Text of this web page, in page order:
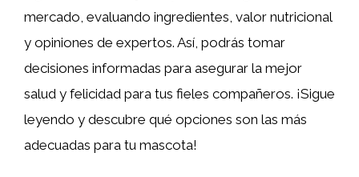
mercado, evaluando ingredientes, valor nutricional
y opiniones de expertos. Así, podrás tomar
decisiones informadas para asegurar la mejor
salud y felicidad para tus fieles compañeros. ¡Sigue
leyendo y descubre qué opciones son las más
adecuadas para tu mascota!